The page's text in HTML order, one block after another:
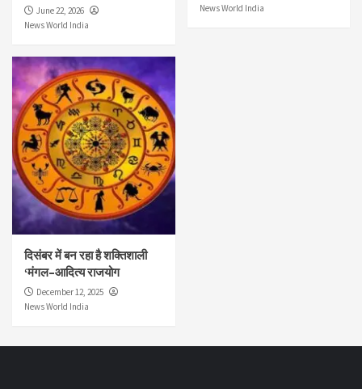
June 22, 2026
News World India
News World India
दिसंबर में बन रहा है शक्तिशाली
‘मंगल–आदित्य राजयोग
December 12, 2025
News World India